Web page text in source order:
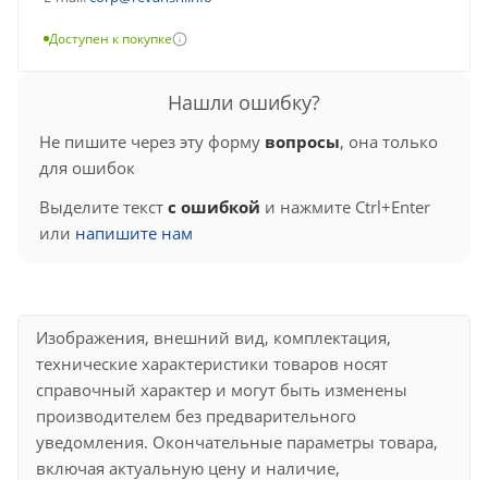
Доступен к покупке
Нашли ошибку?
Не пишите через эту форму вопросы, она только
для ошибок
Выделите текст с ошибкой и нажмите Ctrl+Enter
или напишите нам
Изображения, внешний вид, комплектация,
технические характеристики товаров носят
справочный характер и могут быть изменены
производителем без предварительного
уведомления. Окончательные параметры товара,
включая актуальную цену и наличие,